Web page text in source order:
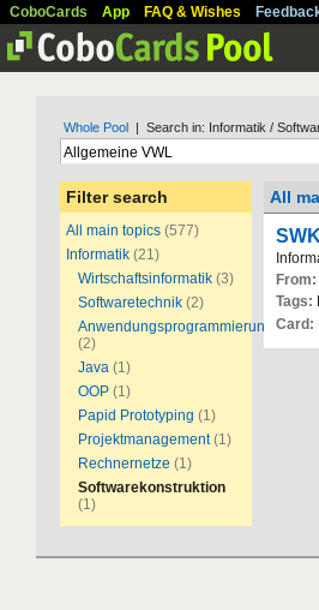
CoboCards App FAQ & Wishes
Whole Pool | Search in: Informatik /
Filter search
All main topics (577)
Informatik (21)
Wirtschaftsinformatik (3)
Softwaretechnik (2)
Anwendungsprogrammierung
(2)
Java (1)
OOP (1)
Papid Prototyping (1)
Projektmanagement (1)
Rechnernetze (1)
Softwarekonstruktion
(1)
All
SWK
From:
Tags:
Card: